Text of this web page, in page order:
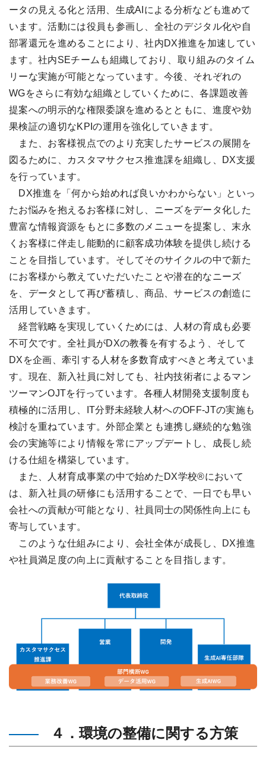
ータの見える化と活用、生成AIによる分析なども進めて
います。活動には役員も参画し、全社のデジタル化や自
部署還元を進めることにより、社内DX推進を加速してい
ます。社内SEチームも組織しており、取り組みのタイム
リーな実施が可能となっています。今後、それぞれの
WGをさらに有効な組織としていくために、各課題改善
提案への明示的な権限委譲を進めるとともに、進度や効
果検証の適切なKPIの運用を強化していきます。
また、お客様視点でのより充実したサービスの展開を
図るために、カスタマサクセス推進課を組織し、DX支援
を行っています。
DX推進を「何から始めれば良いかわからない」といっ
たお悩みを抱えるお客様に対し、ニーズをデータ化した
豊富な情報資源をもとに多数のメニューを提案し、末永
くお客様に伴走し能動的に顧客成功体験を提供し続ける
ことを目指しています。そしてそのサイクルの中で新た
にお客様から教えていただいたことや潜在的なニーズ
を、データとして再び蓄積し、商品、サービスの創造に
活用していきます。
経営戦略を実現していくためには、人材の育成も必要
不可欠です。全社員がDXの教養を有するよう、そして
DXを企画、牽引する人材を多数育成すべきと考えていま
す。現在、新入社員に対しても、社内技術者によるマン
ツーマンOJTを行っています。各種人材開発支援制度も
積極的に活用し、IT分野未経験人材へのOFF-JTの実施も
検討を重ねています。外部企業とも連携し継続的な勉強
会の実施等により情報を常にアップデートし、成長し続
ける仕組を構築しています。
また、人材育成事業の中で始めたDX学校®において
は、新入社員の研修にも活用することで、一日でも早い
会社への貢献が可能となり、社員同士の関係性向上にも
寄与しています。
このような仕組みにより、会社全体が成長し、DX推進
や社員満足度の向上に貢献することを目指します。
４．環境の整備に関する方策